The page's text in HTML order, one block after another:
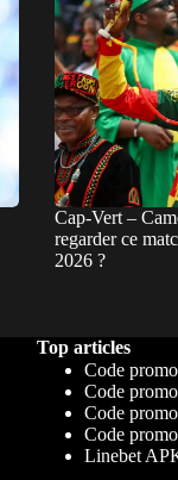
Cap-Vert –
regarder ce
2026 ?
Top articles
Code
Code
Code
Code
Linebet